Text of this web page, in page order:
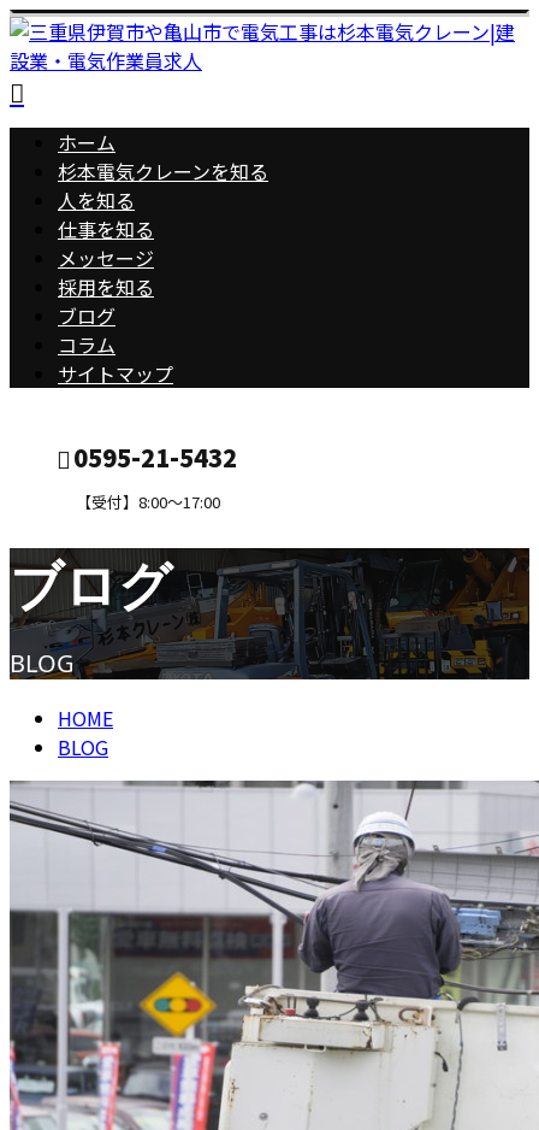
ホーム
杉本電気クレーンを知る
人を知る
仕事を知る
メッセージ
採用を知る
ブログ
コラム
サイトマップ
0595-21-5432
【受付】8:00～17:00
ENTRY
ブログ
BLOG
HOME
BLOG